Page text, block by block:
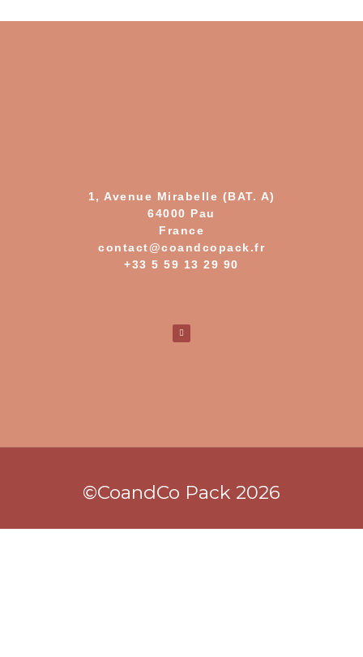
1, Avenue Mirabelle (BAT. A)
64000 Pau
France
contact@coandcopack.fr
+33 5 59 13 29 90
©CoandCo Pack 2026